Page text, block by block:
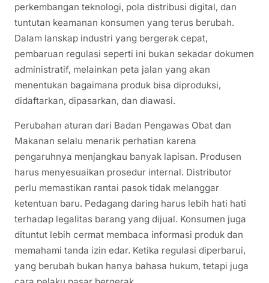
perkembangan teknologi, pola distribusi digital, dan
tuntutan keamanan konsumen yang terus berubah.
Dalam lanskap industri yang bergerak cepat,
pembaruan regulasi seperti ini bukan sekadar dokumen
administratif, melainkan peta jalan yang akan
menentukan bagaimana produk bisa diproduksi,
didaftarkan, dipasarkan, dan diawasi.
Perubahan aturan dari Badan Pengawas Obat dan
Makanan selalu menarik perhatian karena
pengaruhnya menjangkau banyak lapisan. Produsen
harus menyesuaikan prosedur internal. Distributor
perlu memastikan rantai pasok tidak melanggar
ketentuan baru. Pedagang daring harus lebih hati hati
terhadap legalitas barang yang dijual. Konsumen juga
dituntut lebih cermat membaca informasi produk dan
memahami tanda izin edar. Ketika regulasi diperbarui,
yang berubah bukan hanya bahasa hukum, tetapi juga